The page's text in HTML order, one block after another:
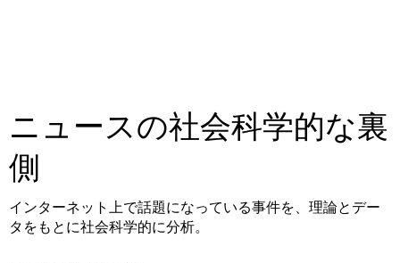
ニュースの社会科学的な裏
側
インターネット上で話題になっている事件を、理論とデー
タをもとに社会科学的に分析。